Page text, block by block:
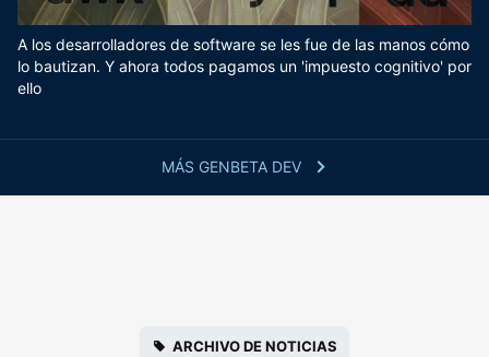
MÁS GENBETA DEV
A los desarrolladores de software se les fue de las manos cómo
lo bautizan. Y ahora todos pagamos un 'impuesto cognitivo' por
ello
ARCHIVO DE NOTICIAS